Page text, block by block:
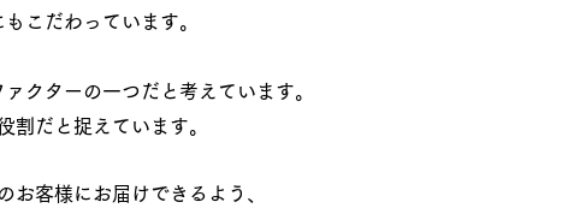
こだわっています。
クターの一つだと考えています。
割だと捉えています。
客様にお届けできるよう、